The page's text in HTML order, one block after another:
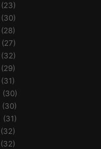
(23)
(30)
(28)
(27)
(32)
(29)
(31)
(30)
(30)
(31)
(32)
(32)